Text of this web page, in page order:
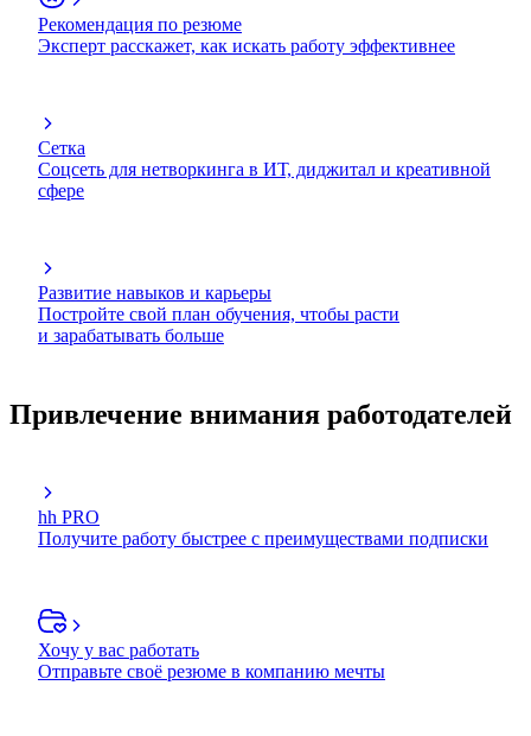
Рекомендация по резюме
Эксперт расскажет, как искать работу эффективнее
Сетка
Соцсеть для нетворкинга в ИТ, диджитал и креативной
сфере
Развитие навыков и карьеры
Постройте свой план обучения, чтобы расти
и зарабатывать больше
Привлечение внимания работодателей
hh PRO
Получите работу быстрее с преимуществами подписки
Хочу у вас работать
Отправьте своё резюме в компанию мечты